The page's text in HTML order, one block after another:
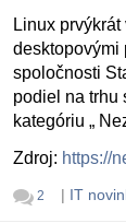
Linux
desktopovými
spoločnosti
podiel na trhu
kategóriu „
Zdroj: https://
2 | IT